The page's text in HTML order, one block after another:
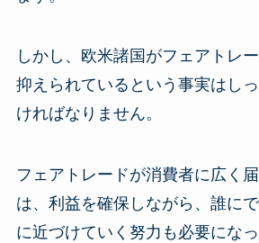
しかし、欧米諸国がフェアトレ
抑えられているという事実はし
ければなりません。
フェアトレードが消費者に広く
は、利益を確保しながら、誰に
に近づけていく努力も必要になっ